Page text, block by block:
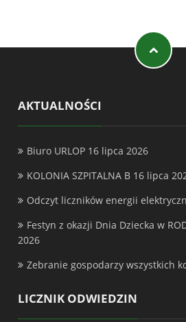
AKTUALNOŚCI
Biuro URLOP 16 lipca 2026
KOLONIA SZPITALNA B 16 lipca
Odczyt liczników energii
Festyn z okazji Dnia Dziecka w
2026
Zebranie gospodarzy wszystkich
LICZNIK ODWIEDZIN